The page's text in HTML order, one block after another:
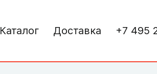
Каталог Доставка +7 495